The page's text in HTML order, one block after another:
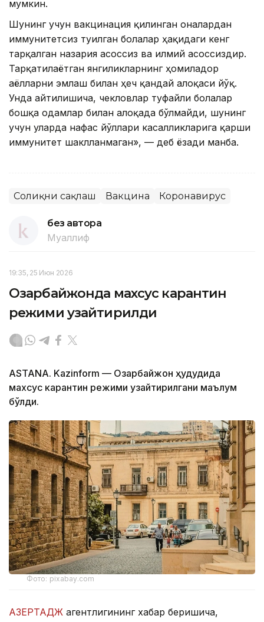
мумкин.
Шунинг учун вакцинация қилинган оналардан
иммунитетсиз туғилган болалар ҳақидаги кенг
тарқалган назария асоссиз ва илмий асоссиздир.
Тарқатилаётган янгиликларнинг ҳомиладор
аёлларни эмлаш билан ҳеч қандай алоқаси йўқ.
Унда айтилишича, чекловлар туфайли болалар
бошқа одамлар билан алоқада бўлмайди, шунинг
учун уларда нафас йўллари касалликларига қарши
иммунитет шаклланмаган», — деб ёзади манба.
Соғлиқни сақлаш Вакцина Коронавирус
без автора
Муаллиф
19:35, 25 Июн 2026
Озарбайжонда махсус карантин
режими узайтирилди
ASTANA. Kazinform — Озарбайжон ҳудудида
махсус карантин режими узайтирилгани маълум
бўлди.
Фото: pixabay.com
АЗЕРТАДЖ агентлигининг хабар беришича,